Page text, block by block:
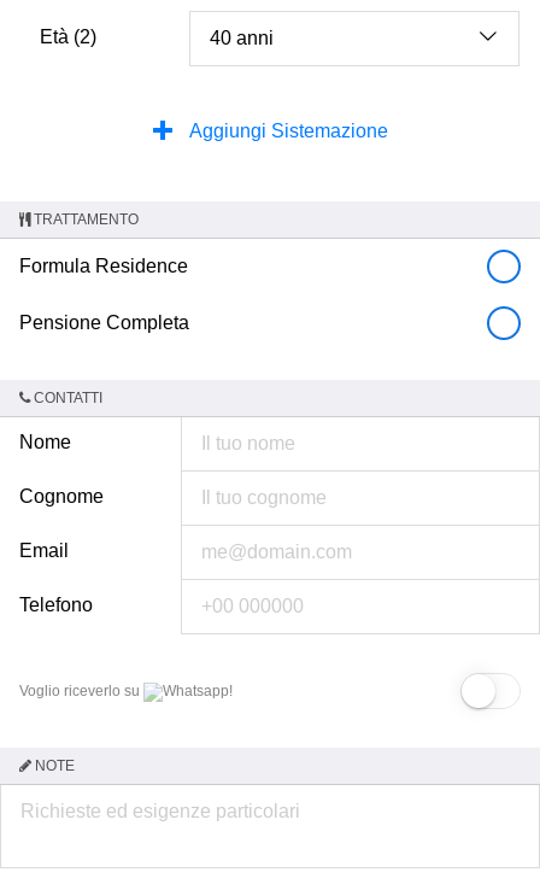
Età (2)
Aggiungi Sistemazione
TRATTAMENTO
Formula Residence
Pensione Completa
CONTATTI
Nome
Cognome
Email
Telefono
Voglio riceverlo su Whatsapp!
NOTE